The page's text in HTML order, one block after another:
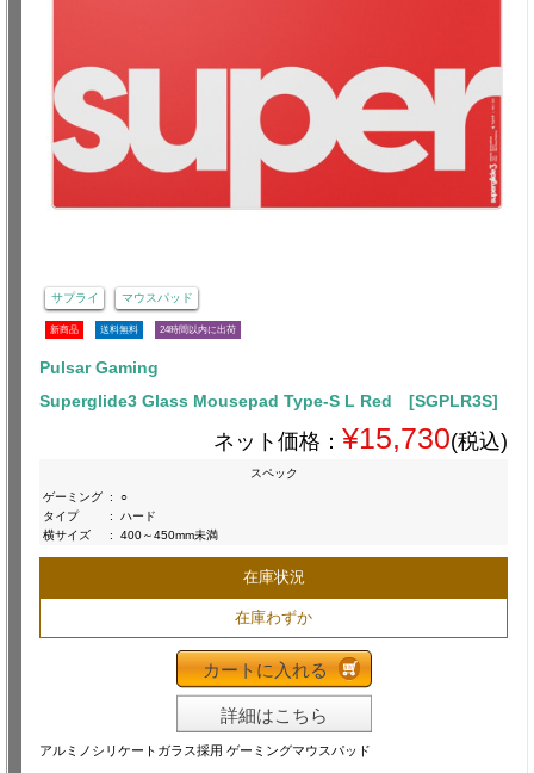
サプライ マウスパッド
新商品 送料無料 24時間以内に出荷
Pulsar Gaming
Superglide3 Glass Mousepad Type-S L Red [SGPLR3S]
ネット価格： ¥15,730(税込)
スペック
ゲーミング :
○
タイプ
:
ハード
横サイズ
: 400～450mm未満
在庫状況
在庫わずか
カートに入れる
詳細はこちら
アルミノシリケートガラス採用 ゲーミングマウスパッド